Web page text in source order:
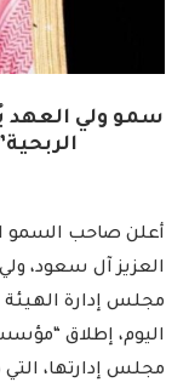
سمو ولي العهد
أعلن صاحب السمو
العزيز آل سعود،
مجلس إدارة الهيئة
اليوم، إطلاق
مجلس إدارتها،